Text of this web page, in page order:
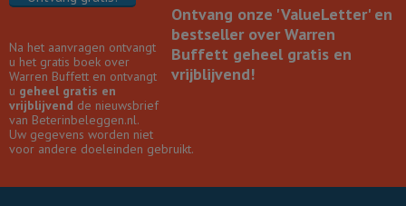
Ontvang onze 'ValueLetter' en
bestseller over Warren
Buffett geheel gratis en
vrijblijvend!
Na het aanvragen ontvangt
u het gratis boek over
Warren Buffett en ontvangt
u geheel gratis en
vrijblijvend de nieuwsbrief
van Beterinbeleggen.nl.
Uw gegevens worden niet
voor andere doeleinden gebruikt.